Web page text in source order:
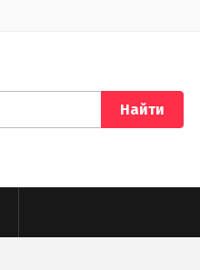
Найти